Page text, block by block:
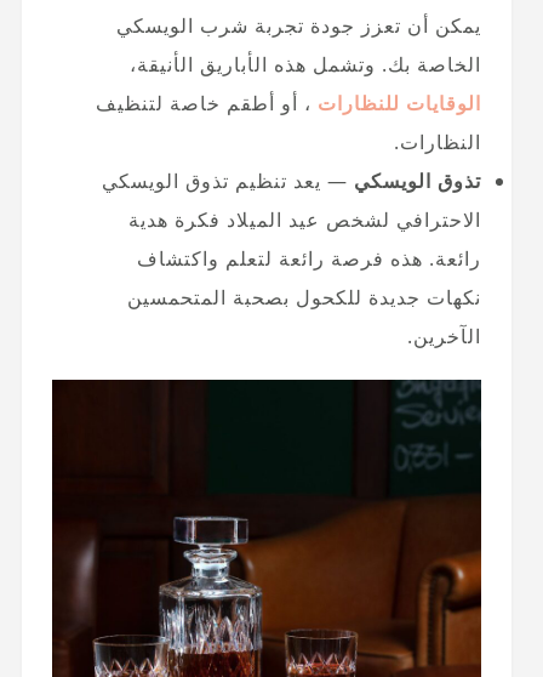
يمكن أن تعزز جودة تجربة شرب الويسكي
الخاصة بك. وتشمل هذه الأباريق الأنيقة،
الوقايات للنظارات ، أو أطقم خاصة لتنظيف
النظارات.
تذوق الويسكي — يعد تنظيم تذوق الويسكي
الاحترافي لشخص عيد الميلاد فكرة هدية
رائعة. هذه فرصة رائعة لتعلم واكتشاف
نكهات جديدة للكحول بصحبة المتحمسين
الآخرين.